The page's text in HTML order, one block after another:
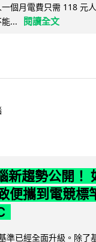
個月電費只需 118 元
...
閱讀全文
新趨勢公開！
攜到電競標
準已經全面升級。除了